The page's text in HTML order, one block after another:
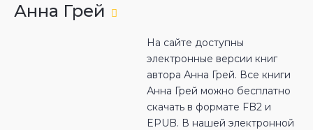
Анна Грей
На сайте доступны
электронные версии книг
автора Анна Грей. Все книги
Анна Грей можно бесплатно
скачать в формате FB2 и
EPUB. В нашей электронной